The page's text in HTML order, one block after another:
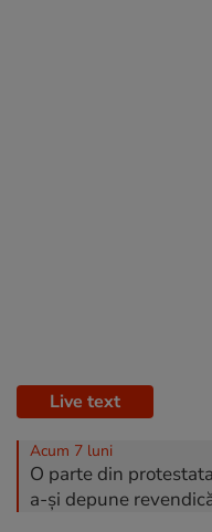
Live text
Acum 7 luni
O parte din
a-și depune